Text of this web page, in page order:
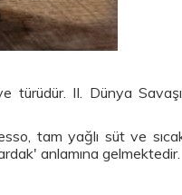
II. Dünya
tam yağlı süt ve sıcak
anlamına gelmektedir.